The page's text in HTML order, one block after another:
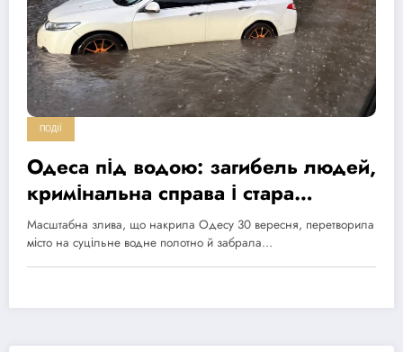
ПОДІЇ
Одеса під водою: загибель людей,
кримінальна справа і стара
інфраструктура
Масштабна злива, що накрила Одесу 30 вересня, перетворила
місто на суцільне водне полотно й забрала…